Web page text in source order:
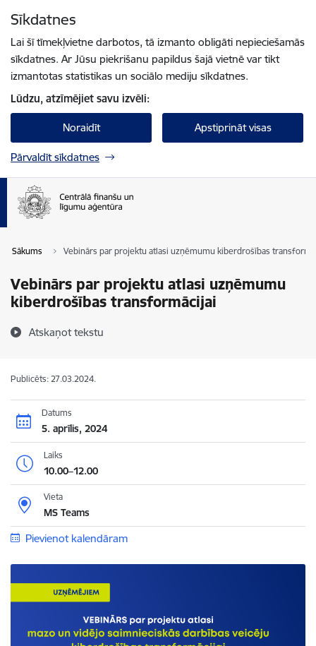
Sīkdatnes
Lai šī tīmekļvietne darbotos, tā izmanto obligāti nepieciešamās
sīkdatnes. Ar Jūsu piekrišanu papildus šajā vietnē var tikt
izmantotas statistikas un sociālo mediju sīkdatnes.
Lūdzu, atzīmējiet savu izvēli:
Noraidīt Apstiprināt visas
Pārvaldīt sīkdatnes
Sākums Vebinārs par projektu atlasi uzņēmumu kiberdrošības
Vebinārs par projektu atlasi uzņēmumu
kiberdrošības transformācijai
Atskaņot tekstu
Publicēts: 27.03.2024.
Datums
5. aprīlis, 2024
Laiks
10.00–12.00
Vieta
MS Teams
Pievienot kalendāram